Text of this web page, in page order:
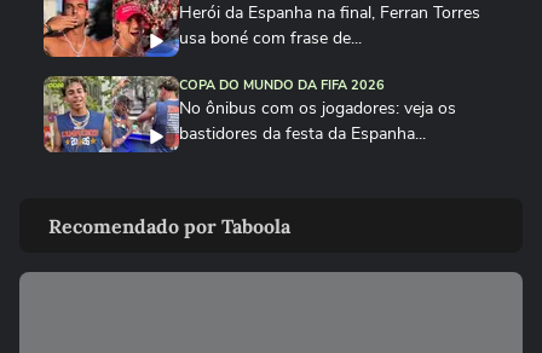
Herói da Espanha na final, Ferran Torres
usa boné com frase de...
COPA DO MUNDO DA FIFA 2026
No ônibus com os jogadores: veja os
bastidores da festa da Espanha...
música viral criada por...
COPA DO MUNDO DA FIFA 2026
Recomendado por Taboola